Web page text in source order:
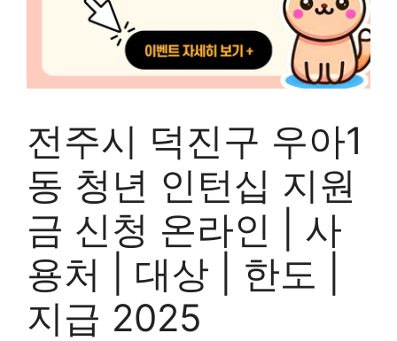
전주시 덕진구 우아1
동 청년 인턴십 지원
금 신청 온라인 | 사
용처 | 대상 | 한도 |
지급 2025